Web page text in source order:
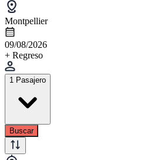
Montpellier
09/08/2026
+ Regreso
1 Pasajero
Buscar